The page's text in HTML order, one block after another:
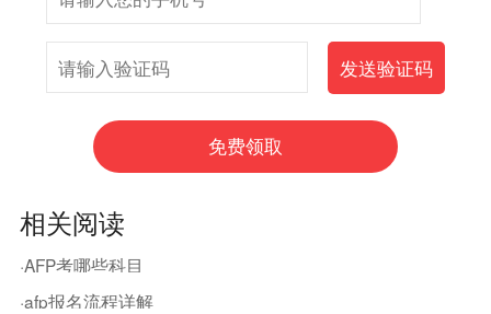
相关阅读
·AFP考哪些科目
·afp报名流程详解